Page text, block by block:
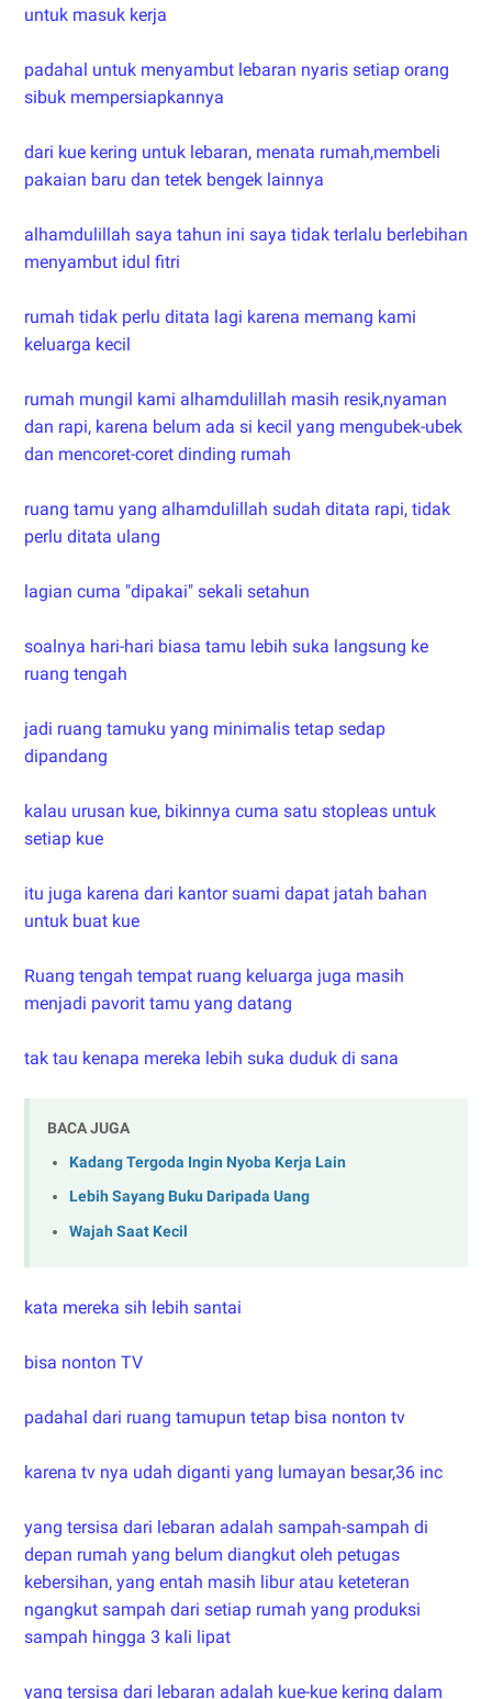
untuk masuk kerja
padahal untuk menyambut lebaran nyaris setiap orang
sibuk mempersiapkannya
dari kue kering untuk lebaran, menata rumah,membeli
pakaian baru dan tetek bengek lainnya
alhamdulillah saya tahun ini saya tidak terlalu berlebihan
menyambut idul fitri
rumah tidak perlu ditata lagi karena memang kami
keluarga kecil
rumah mungil kami alhamdulillah masih resik,nyaman
dan rapi, karena belum ada si kecil yang mengubek-ubek
dan mencoret-coret dinding rumah
ruang tamu yang alhamdulillah sudah ditata rapi, tidak
perlu ditata ulang
lagian cuma "dipakai" sekali setahun
soalnya hari-hari biasa tamu lebih suka langsung ke
ruang tengah
jadi ruang tamuku yang minimalis tetap sedap
dipandang
kalau urusan kue, bikinnya cuma satu stopleas untuk
setiap kue
itu juga karena dari kantor suami dapat jatah bahan
untuk buat kue
Ruang tengah tempat ruang keluarga juga masih
menjadi pavorit tamu yang datang
tak tau kenapa mereka lebih suka duduk di sana
BACA JUGA
Kadang Tergoda Ingin Nyoba Kerja Lain
Lebih Sayang Buku Daripada Uang
Wajah Saat Kecil
kata mereka sih lebih santai
bisa nonton TV
padahal dari ruang tamupun tetap bisa nonton tv
karena tv nya udah diganti yang lumayan besar,36 inc
yang tersisa dari lebaran adalah sampah-sampah di
depan rumah yang belum diangkut oleh petugas
kebersihan, yang entah masih libur atau keteteran
ngangkut sampah dari setiap rumah yang produksi
sampah hingga 3 kali lipat
yang tersisa dari lebaran adalah kue-kue kering dalam